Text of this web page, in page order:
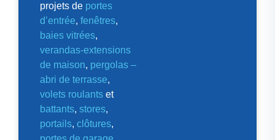
projets de portes
d’entrée, fenêtres,
baies vitrées,
verandas-extensions
de maison, pergolas –
abri de terrasse,
volets roulants et
battants, stores,
portails, clôtures,